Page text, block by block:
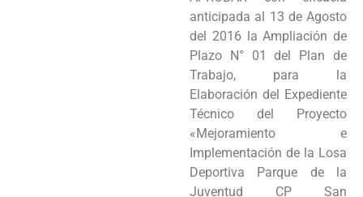
Intranet
anticipada al 13 de Agosto
del 2016 la Ampliación de
Plazo N° 01 del Plan de
Trabajo, para la
Elaboración del Expediente
Técnico del Proyecto
«Mejoramiento e
Implementación de la Losa
Deportiva Parque de la
Juventud CP San